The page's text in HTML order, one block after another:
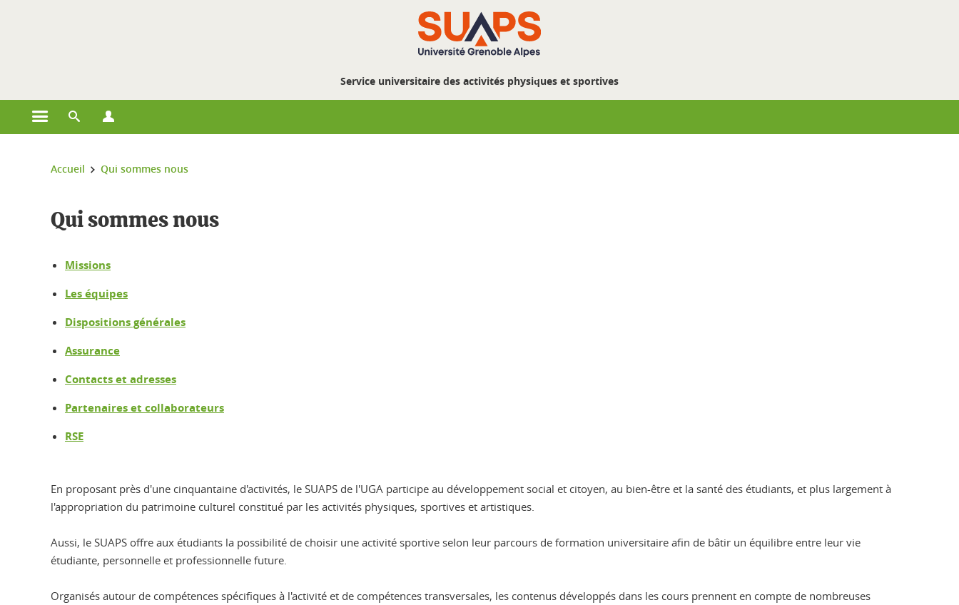
Service universitaire des activités physiques et sportives
Ouvrir le menu principal
Ouvrir le moteur de recherche
Vous êtes ici :
Accueil Qui sommes nous
Qui sommes nous
Missions
Les équipes
Dispositions générales
Assurance
Contacts et adresses
Partenaires et collaborateurs
RSE
En proposant près d'une cinquantaine d'activités, le SUAPS de l'UGA participe au développement social et citoyen, au bien-être et la santé des étudiants, et plus largement à
l'appropriation du patrimoine culturel constitué par les activités physiques, sportives et artistiques.
Aussi, le SUAPS offre aux étudiants la possibilité de choisir une activité sportive selon leur parcours de formation universitaire afin de bâtir un équilibre entre leur vie
étudiante, personnelle et professionnelle future.
Organisés autour de compétences spécifiques à l'activité et de compétences transversales, les contenus développés dans les cours prennent en compte de nombreuses